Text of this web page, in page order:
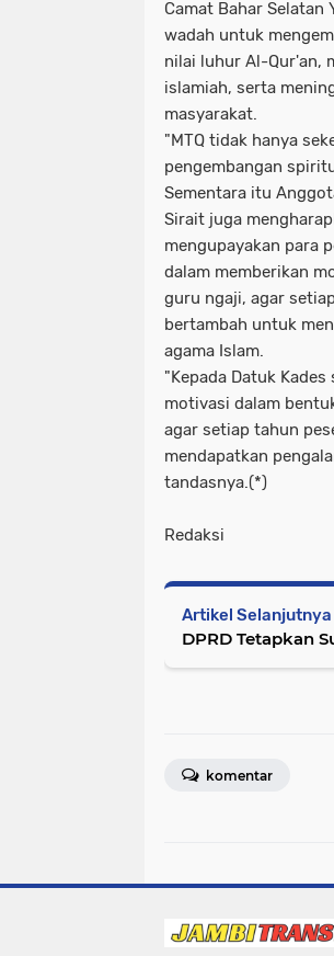
Camat Bahar Selatan
wadah untuk
nilai luhur Al-Qur'an,
islamiah, serta
masyarakat.
"MTQ tidak hanya
pengembangan
Sementara itu
Sirait juga
mengupayakan para
dalam memberikan
guru ngaji, agar
bertambah untuk
agama Islam.
"Kepada Datuk
motivasi dalam
agar setiap tahun
mendapatkan
tandasnya.(*)
Redaksi
Artikel Selanjutnya
DPRD Tetapkan
komentar